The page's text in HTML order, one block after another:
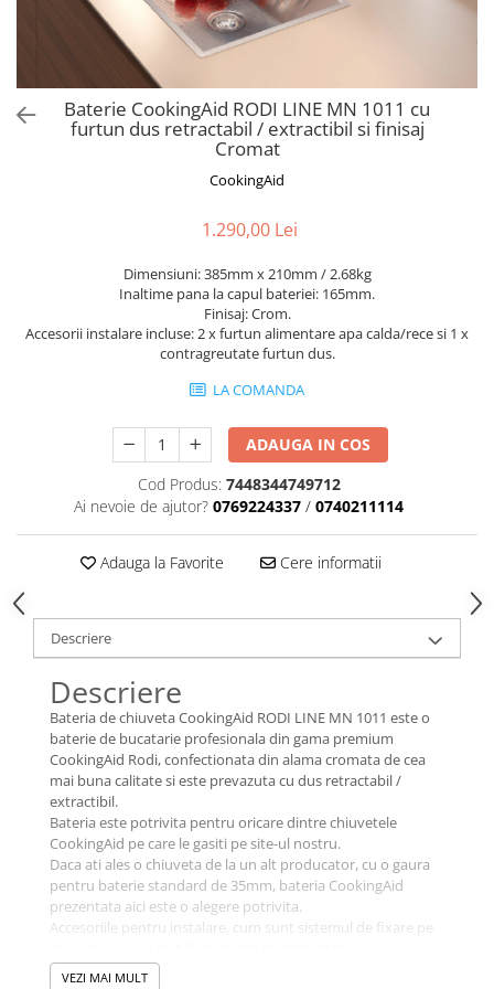
Aspiratoare verticale
Apiratoare cu sac
Aspiratoare fara sac
Ingrijirea rufelor si a vaselor
Masini de spalat vase
Masini de spalat rufe cu uscator
Baterie CookingAid RODI LINE MN 1011 cu
furtun dus retractabil / extractibil si finisaj
Cromat
CookingAid
1.290,00 Lei
Dimensiuni: 385mm x 210mm / 2.68kg
Inaltime pana la capul bateriei: 165mm.
Finisaj: Crom.
Accesorii instalare incluse: 2 x furtun alimentare apa calda/rece si 1 x
contragreutate furtun dus.
LA COMANDA
ADAUGA IN COS
Cod Produs: 7448344749712
Ai nevoie de ajutor? 0769224337 / 0740211114
Adauga la Favorite Cere informatii
Descriere
Descriere
Bateria de chiuveta CookingAid RODI LINE MN 1011 este o
baterie de bucatarie profesionala din gama premium
CookingAid Rodi, confectionata din alama cromata de cea
mai buna calitate si este prevazuta cu dus retractabil /
extractibil.
Bateria este potrivita pentru oricare dintre chiuvetele
CookingAid pe care le gasiti pe site-ul nostru.
Daca ati ales o chiuveta de la un alt producator, cu o gaura
pentru baterie standard de 35mm, bateria CookingAid
prezentata aici este o alegere potrivita.
Accesoriile pentru instalare, cum sunt sistemul de fixare pe
contragreutatea pentru dus, sunt incluse.
VEZI MAI MULT